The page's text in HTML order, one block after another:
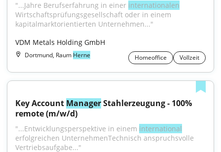
"...Jahre Berufserfahrung in einer internationalen
Wirtschaftsprüfungsgesellschaft oder in einem
kapitalmarktorientierten Unternehmen..."
VDM Metals Holding GmbH
Dortmund, Raum Herne Homeoffice Vollzeit
Key Account Manager Stahlerzeugung - 100%
remote (m/w/d)
"...Entwicklungsperspektive in einem international
erfolgreichen UnternehmenTechnisch anspruchsvolle
Vertriebsaufgabe..."